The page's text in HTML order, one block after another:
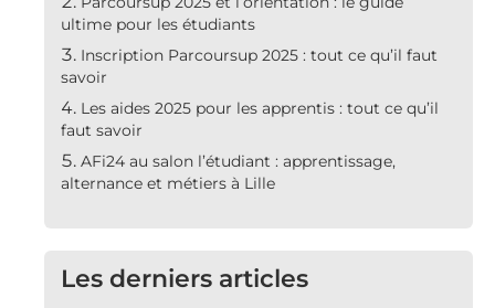
ultime pour les étudiants
Inscription Parcoursup 2025 : tout ce qu’il faut
savoir
Les aides 2025 pour les apprentis : tout ce qu’il
faut savoir
AFi24 au salon l’étudiant : apprentissage,
alternance et métiers à Lille
Les derniers articles